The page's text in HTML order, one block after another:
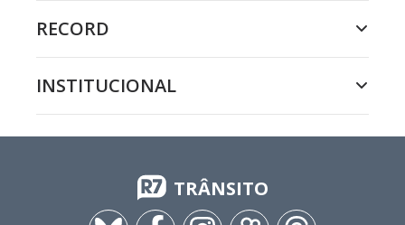
RECORD
INSTITUCIONAL
TRÂNSITO